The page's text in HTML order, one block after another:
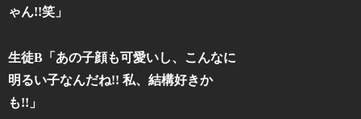
ゃん!!笑」
生徒B「あの子顔も可愛いし、こんなに
明るい子なんだね!! 私、結構好きか
も!!」